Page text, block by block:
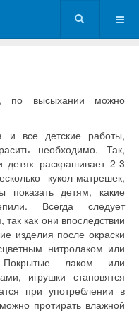
по высыхании можно
и все детские работы,
необходимо. Так,
детях раскрашивает 2-3
кукол-матрешек,
показать детям, какие
Всегда следует
как они впоследствии
изделия после окраски
нитролаком или
лаком или
игрушки становятся
при употреблении в
протирать влажной